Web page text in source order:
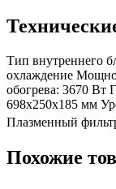
Тип внутреннего
охлаждение
обогрева: 3670 Вт
698х250х185 мм
Плазменный
Похожие